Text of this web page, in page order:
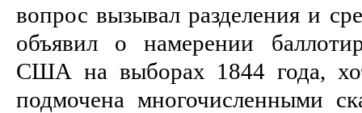
вопрос вызывал разделения и
объявил о намерении
США на выборах 1844 года,
подмочена многочисленными